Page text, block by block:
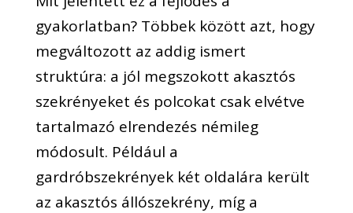
gyakorlatban? Többek között azt, hogy
megváltozott az addig ismert
struktúra: a jól megszokott akasztós
szekrényeket és polcokat csak elvétve
tartalmazó elrendezés némileg
módosult. Például a
gardróbszekrények két oldalára került
az akasztós állószekrény, míg a